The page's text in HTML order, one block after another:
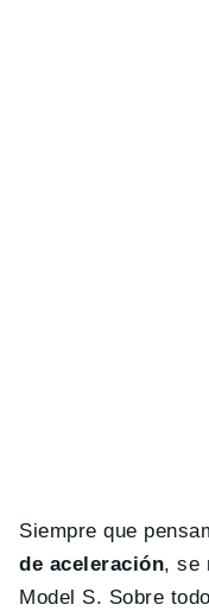
Siempre que
de aceleración, se
Model S. Sobre